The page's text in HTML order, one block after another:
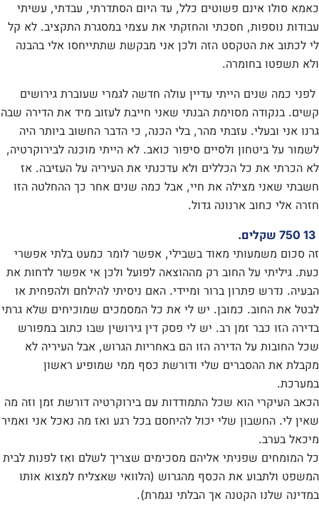
כאמא סולו אינם פשוטים כלל, עד היום הסתדרתי, עבדתי, עשיתי
עבודות נוספות, חסכתי והחזקתי את עצמי במסגרת התקציב. לא קל
לי לכתוב את הטקסט הזה ולכן אני מבקשת שתתייחסו אלי בהבנה
ולא תשפטו בחומרה.
לפני כמה שנים הייתי עדיין עולה חדשה לגמרי שעוברת גירושים
קשים. בנקודה מסוימת הבנתי שאני חייבת לעזוב מיד את הדירה שבה
גרנו אני ובעלי. עזבתי מהר, בלי הכנה, כי הדבר החשוב ביותר היה
לשמור על ביטחון ולסיים סיפור כואב. לא הייתי מוכנה לבירוקרטיה,
לא הכרתי את כל הכללים ולא עדכנתי את העיריה על העזיבה. אז
חשבתי שאני מצילה את חיי, אבל כמה שנים אחר כך ההחלטה הזו
חזרה אלי כחוב ארנונה גדול.
13 750 שקלים.
זה סכום משמעותי מאוד בשבילי, אפשר לומר כמעט בלתי אפשרי
כעת. גיליתי על החוב רק מההוצאה לפועל ולכן אי אפשר לדחות את
הבעיה. נדרש פתרון ברור ומיידי. האם ניסיתי להילחם ולהפחית או
לבטל את החוב. כמובן. יש לי את כל המסמכים שמוכיחים שלא גרתי
בדירה הזו כבר זמן רב. יש לי פסק דין גירושין שבו כתוב במפורש
שכל החובות על הדירה הזו הם באחריות הגרוש, אבל העיריה לא
מקבלת את ההסברים שלי ודורשת כסף ממי שמופיע ראשון
במערכת.
הכאב העיקרי הוא שכל התמודדות עם בירוקרטיה דורשת זמן וזה מה
שאין לי. החשבון שלי יכול להיחסם בכל רגע ואז מה נאכל אני ואמיר
מיכאל בערב.
כל המומחים שפניתי אליהם מסכימים שצריך לשלם ואז לפנות לבית
המשפט ולתבוע את הכסף מהגרוש (הלוואי שאצליח למצוא אותו
במדינה שלנו הקטנה אך הבלתי נגמרת).